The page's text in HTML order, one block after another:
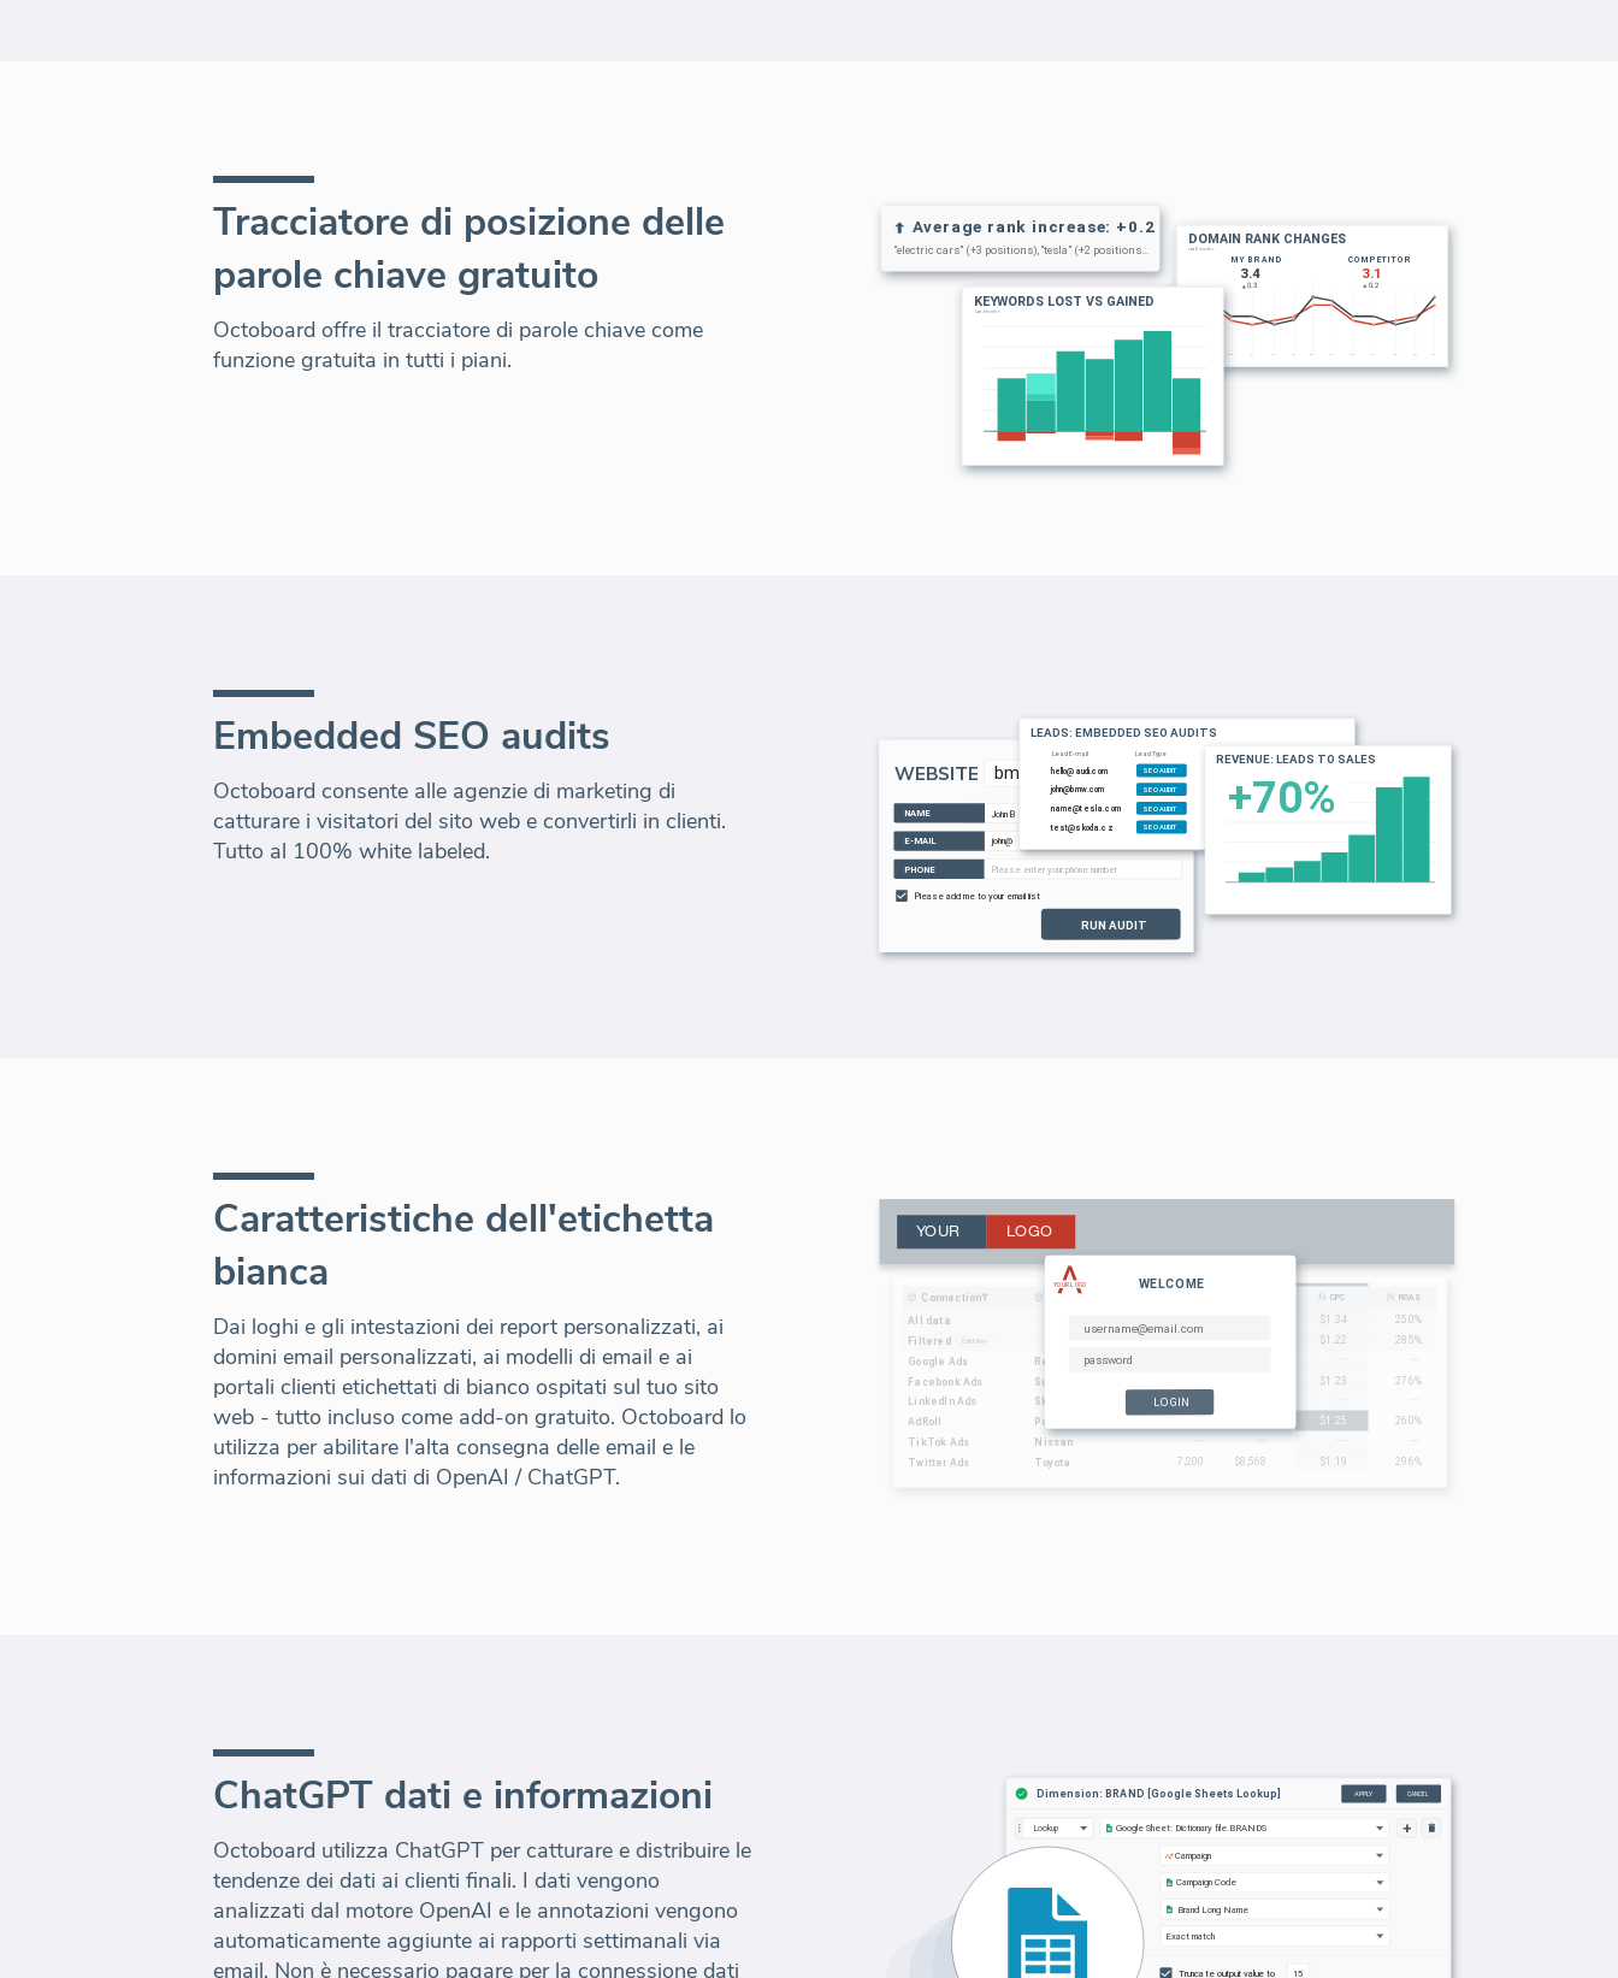
Tracciatore di posizione delle
parole chiave gratuito
Octoboard offre il tracciatore di parole chiave come
funzione gratuita in tutti i piani.
Embedded SEO audits
Octoboard consente alle agenzie di marketing di
catturare i visitatori del sito web e convertirli in clienti.
Tutto al 100% white labeled.
Caratteristiche dell'etichetta
bianca
Dai loghi e gli intestazioni dei report personalizzati, ai
domini email personalizzati, ai modelli di email e ai
portali clienti etichettati di bianco ospitati sul tuo sito
web - tutto incluso come add-on gratuito. Octoboard lo
utilizza per abilitare l'alta consegna delle email e le
informazioni sui dati di OpenAI / ChatGPT.
ChatGPT dati e informazioni
Octoboard utilizza ChatGPT per catturare e distribuire le
tendenze dei dati ai clienti finali. I dati vengono
analizzati dal motore OpenAI e le annotazioni vengono
automaticamente aggiunte ai rapporti settimanali via
email. Non è necessario pagare per la connessione dati